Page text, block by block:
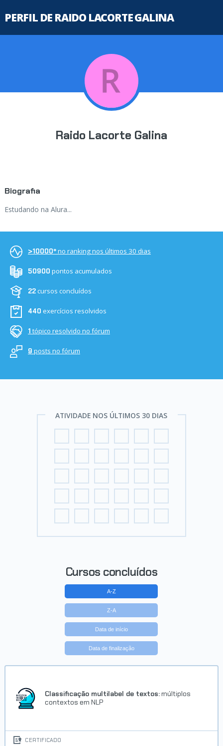
PERFIL DE RAIDO LACORTE GALINA
Raido Lacorte Galina
Biografia
Estudando na Alura...
>10000ºno ranking nos últimos 30 dias
50900 pontos acumulados
22cursos concluídos
440 exercícios resolvidos
1 tópico resolvido no fórum
9 posts no fórum
ATIVIDADE NOS ÚLTIMOS 30 DIAS
Cursos concluídos
A-Z
Z-A
Data de início
Data de finalização
Classificação multilabel de textos: múltiplos
contextos em NLP
CERTIFICADO